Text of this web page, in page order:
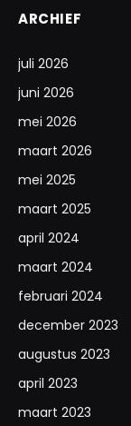
ARCHIEF
juli 2026
juni 2026
mei 2026
maart 2026
mei 2025
maart 2025
april 2024
maart 2024
februari 2024
december 2023
augustus 2023
april 2023
maart 2023